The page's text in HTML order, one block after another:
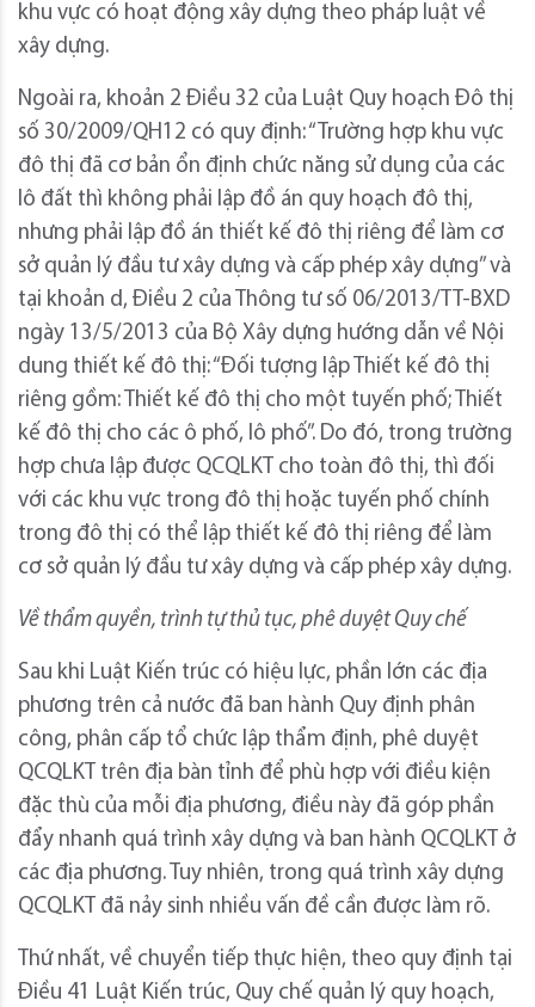
khu vực có hoạt động xây dựng theo pháp luật về
xây dựng.
Ngoài ra, khoản 2 Điều 32 của Luật Quy hoạch Đô thị
số 30/2009/QH12 có quy định: “Trường hợp khu vực
đô thị đã cơ bản ổn định chức năng sử dụng của các
lô đất thì không phải lập đồ án quy hoạch đô thị,
nhưng phải lập đồ án thiết kế đô thị riêng để làm cơ
sở quản lý đầu tư xây dựng và cấp phép xây dựng” và
tại khoản d, Điều 2 của Thông tư số 06/2013/TT-BXD
ngày 13/5/2013 của Bộ Xây dựng hướng dẫn về Nội
dung thiết kế đô thị: “Đối tượng lập Thiết kế đô thị
riêng gồm: Thiết kế đô thị cho một tuyến phố; Thiết
kế đô thị cho các ô phố, lô phố”. Do đó, trong trường
hợp chưa lập được QCQLKT cho toàn đô thị, thì đối
với các khu vực trong đô thị hoặc tuyến phố chính
trong đô thị có thể lập thiết kế đô thị riêng để làm
cơ sở quản lý đầu tư xây dựng và cấp phép xây dựng.
Về thẩm quyền, trình tự thủ tục, phê duyệt Quy chế
Sau khi Luật Kiến trúc có hiệu lực, phần lớn các địa
phương trên cả nước đã ban hành Quy định phân
công, phân cấp tổ chức lập thẩm định, phê duyệt
QCQLKT trên địa bàn tỉnh để phù hợp với điều kiện
đặc thù của mỗi địa phương, điều này đã góp phần
đẩy nhanh quá trình xây dựng và ban hành QCQLKT ở
các địa phương. Tuy nhiên, trong quá trình xây dựng
QCQLKT đã nảy sinh nhiều vấn đề cần được làm rõ.
Thứ nhất, về chuyển tiếp thực hiện, theo quy định tại
Điều 41 Luật Kiến trúc, Quy chế quản lý quy hoạch,